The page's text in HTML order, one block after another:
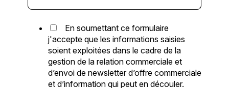
En soumettant ce formulaire
j'accepte que les informations saisies
soient exploitées dans le cadre de la
gestion de la relation commerciale et
d’envoi de newsletter d’offre commerciale
et d’information qui peut en découler.